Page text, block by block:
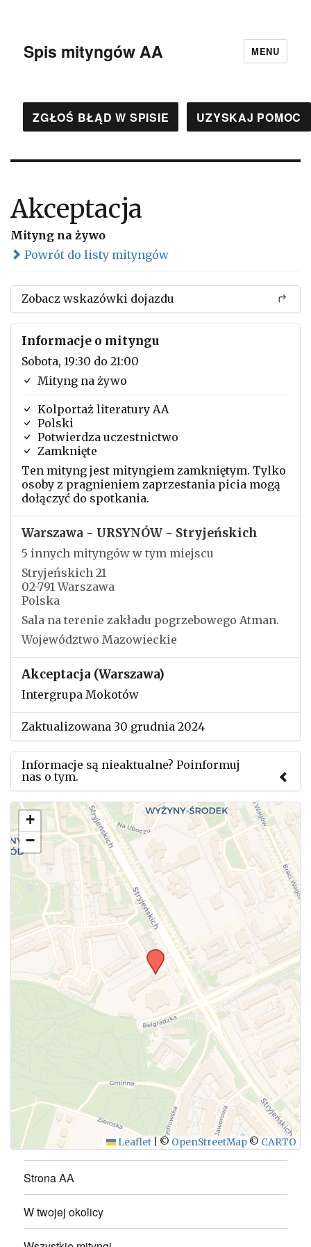
Spis mityngów AA MENU
ZGŁOŚ BŁĄD W SPISIE UZYSKAJ POMOC
Akceptacja
Mityng na żywo
Powrót do listy mityngów
Zobacz wskazówki dojazdu
Informacje o mityngu
Sobota, 19:30 do 21:00
Mityng na żywo
Kolportaż literatury AA
Polski
Potwierdza uczestnictwo
Zamknięte
Ten mityng jest mityngiem zamkniętym. Tylko
osoby z pragnieniem zaprzestania picia mogą
dołączyć do spotkania.
Warszawa - URSYNÓW - Stryjeńskich
5 innych mityngów w tym miejscu
Stryjeńskich 21
02-791 Warszawa
Polska
Sala na terenie zakładu pogrzebowego Atman.
Województwo Mazowieckie
Akceptacja (Warszawa)
Intergrupa Mokotów
Zaktualizowana 30 grudnia 2024
Informacje są nieaktualne? Poinformuj
nas o tym.
Użyj tego formularza aby przesłać informację o
zmianach w powyższym mityngu.
WYŚLIJ
+
−
Leaflet © OpenStreetMap © CARTO
Strona AA
W twojej okolicy